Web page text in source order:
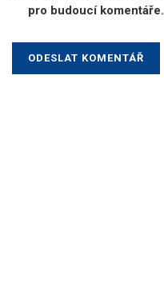
pro budoucí komentáře.